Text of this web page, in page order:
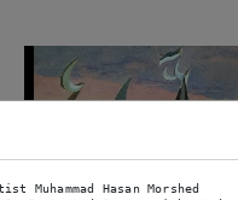
Hasan Morshed